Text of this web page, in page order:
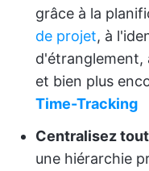
grâce à la
de projet, à
d'étranglement,
et bien plus
Time-Tracking
Centralisez
une hiérarchie